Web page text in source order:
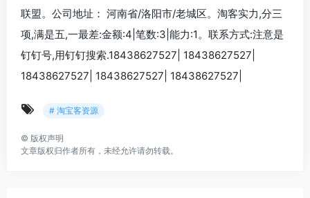
联盟。公司地址： 河南省/洛阳市/老城区。淘客实力,分三
项,满是五,一最差:金额:4|笔数:3|能力:1。联系方式:注意是
钉钉号,用钉钉搜索.18438627527| 18438627527|
18438627527| 18438627527| 18438627527|
# 淘宝客资源
© 版权声明
文章版权归作者所有，未经允许请勿转载。